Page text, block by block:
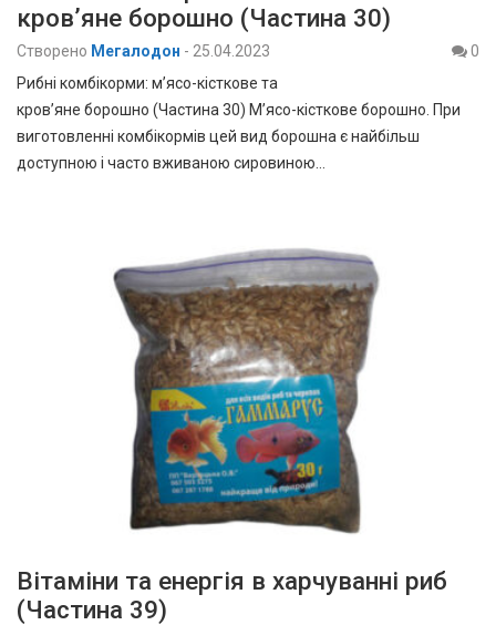
кров’яне борошно (Частина 30)
Створено Мегалодон - 25.04.2023
0
Рибні комбікорми: м’ясо-кісткове та
кров’яне борошно (Частина 30) М’ясо-кісткове борошно. При
виготовленні комбікормів цей вид борошна є найбільш
доступною і часто вживаною сировиною…
Вітаміни та енергія в харчуванні риб
(Частина 39)